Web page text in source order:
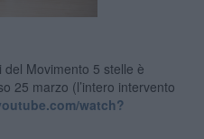
Movimento 5 stelle è
25 marzo (l’intero intervento
watch?